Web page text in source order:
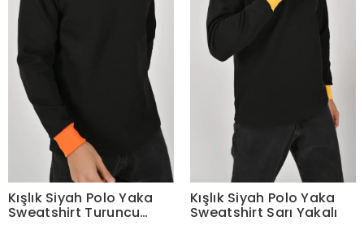
Kışlık Siyah Polo Yaka
Sweatshirt Turuncu
Kışlık Siyah Polo Yaka
Sweatshirt Sarı Yakalı